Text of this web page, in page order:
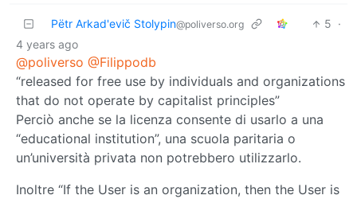
Pëtr Arkad'evič Stolypin@poliverso.org 5 ·
4 years ago
@poliverso @Filippodb
“released for free use by individuals and organizations
that do not operate by capitalist principles”
Perciò anche se la licenza consente di usarlo a una
“educational institution”, una scuola paritaria o
un’università privata non potrebbero utilizzarlo.
Inoltre “If the User is an organization, then the User is